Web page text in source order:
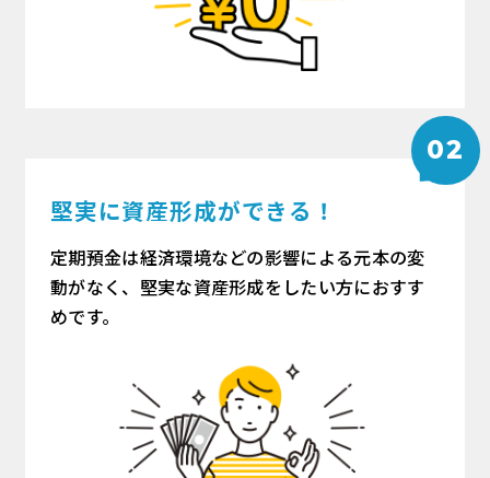
02
堅実に資産形成ができる！
定期預金は経済環境などの影響による元本の変
動がなく、堅実な資産形成をしたい方におすす
めです。